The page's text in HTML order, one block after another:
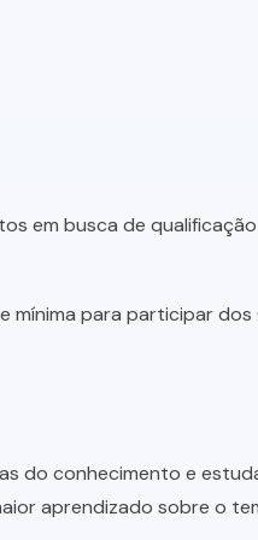
em busca de
mínima para participar
do conhecimento e
aprendizado sobre o